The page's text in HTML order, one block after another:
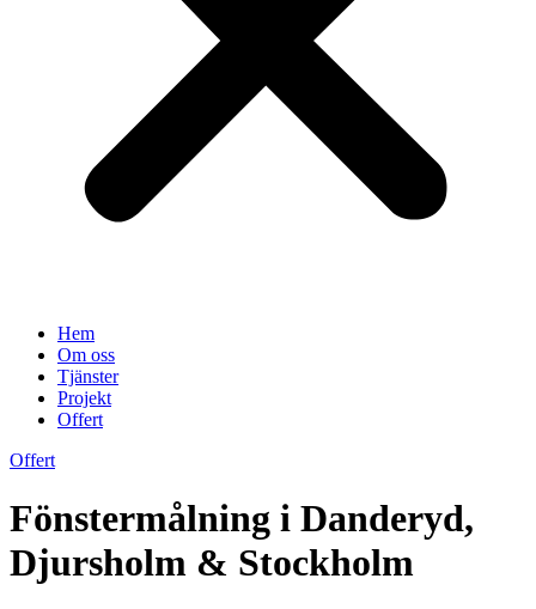
Hem
Om oss
Tjänster
Projekt
Offert
Offert
Fönstermålning i Danderyd,
Djursholm & Stockholm